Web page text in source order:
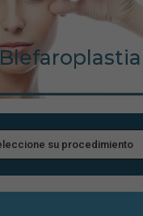
Blefaroplastia